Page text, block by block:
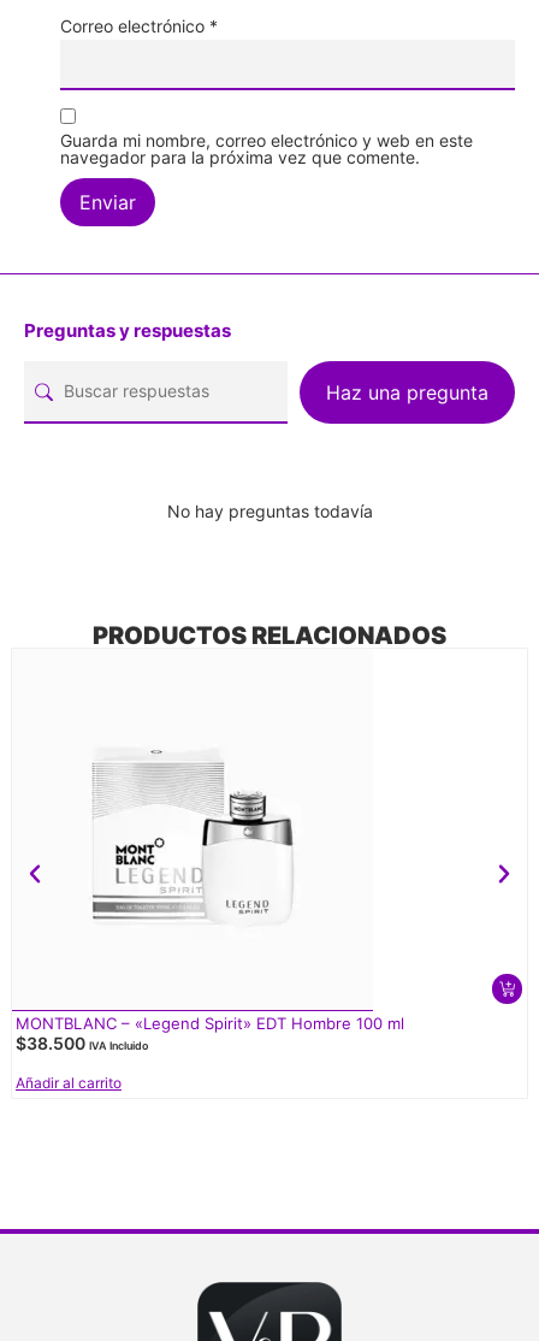
Correo electrónico *
Guarda mi nombre, correo electrónico y web en este
navegador para la próxima vez que comente.
Preguntas y respuestas
Haz una pregunta
No hay preguntas todavía
PRODUCTOS RELACIONADOS
MONTBLANC – «Legend Spirit» EDT Hombre 100 ml
$38.500 IVA Incluido
Añadir al carrito